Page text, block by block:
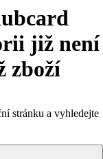
již není
zboží
stránku a vyhledejte